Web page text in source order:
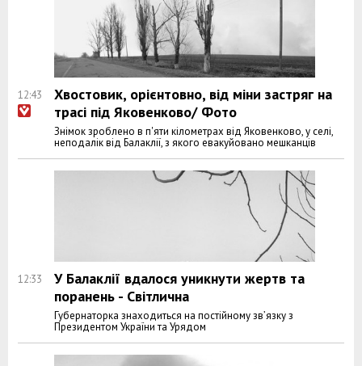
12:43
Хвостовик, орієнтовно, від міни застряг на
трасі під Яковенково/ Фото
Знімок зроблено в п'яти кілометрах від Яковенково, у селі,
неподалік від Балаклії, з якого евакуйовано мешканців
12:33
У Балаклії вдалося уникнути жертв та
поранень - Світлична
Губернаторка знаходиться на постійному зв’язку з
Президентом України та Урядом